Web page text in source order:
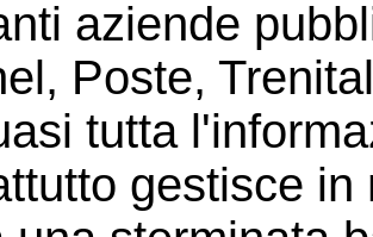
aziende
Poste,
tutta
gestisce